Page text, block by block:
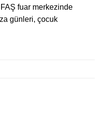
fuar merkezinde
günleri, çocuk